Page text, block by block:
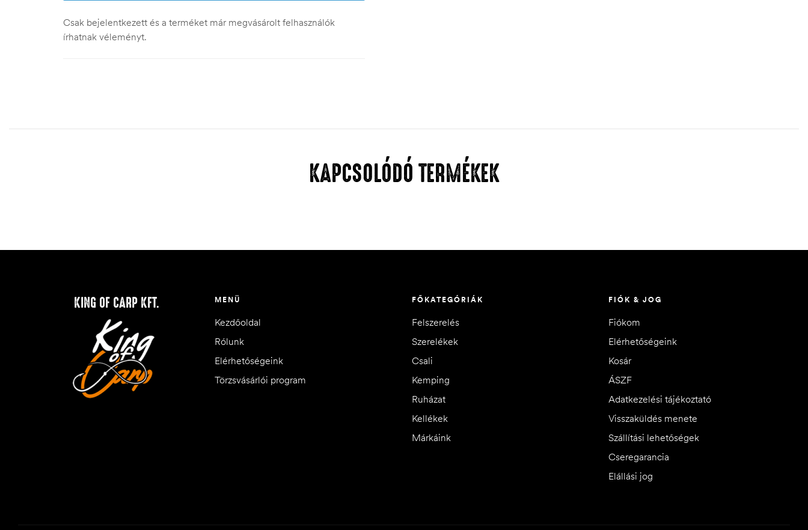
Csak bejelentkezett és a terméket már megvásárolt felhasználók
írhatnak véleményt.
KAPCSOLÓDÓ TERMÉKEK
KING OF CARP KFT. MENÜ
Kezdőoldal
Rólunk
Elérhetőségeink
Törzsvásárlói program
FŐKATEGÓRIÁK
Felszerelés
Szerelékek
Csali
Kemping
Ruházat
Kellékek
Márkáink
FIÓK & JOG
Fiókom
Elérhetőségeink
Kosár
ÁSZF
Adatkezelési tájékoztató
Visszaküldés menete
Szállítási lehetőségek
Cseregarancia
Elállási jog